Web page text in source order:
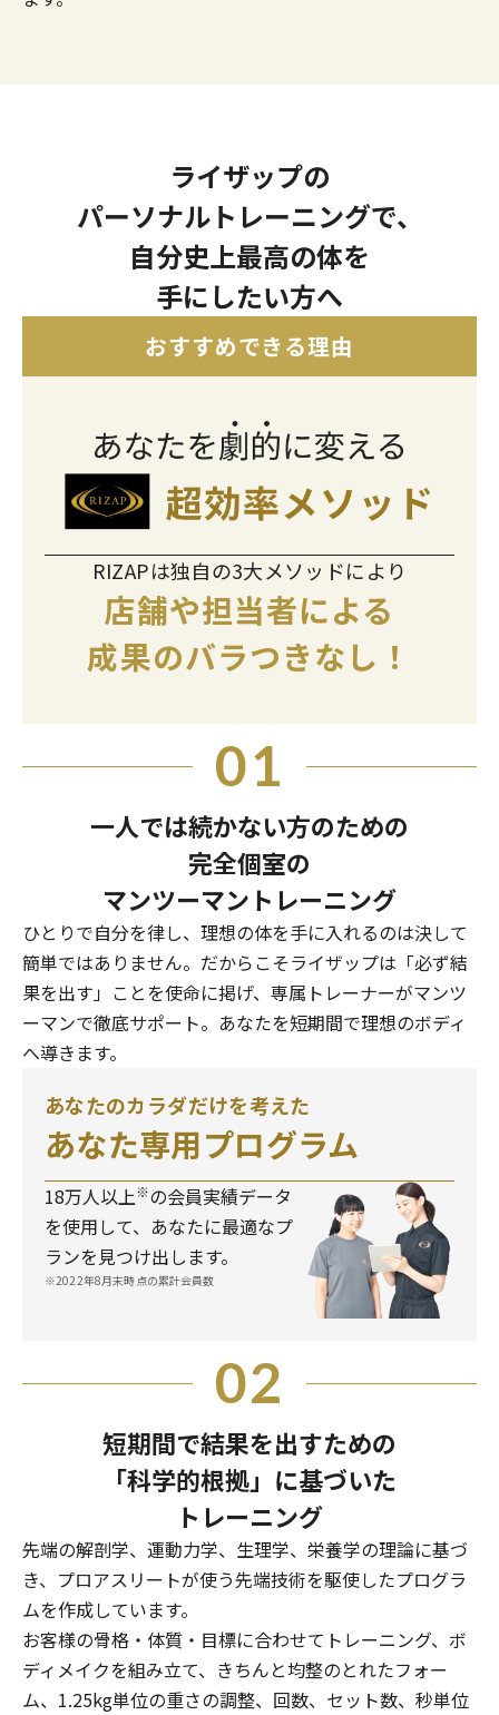
ライザップの
パーソナルトレーニングで、
自分史上最高の体を
手にしたい方へ
おすすめできる理由
RIZAPは独自の3大メソッドにより
店舗や担当者による
成果のバラつきなし！
01
一人では続かない方のための
完全個室の
マンツーマントレーニング
ひとりで自分を律し、理想の体を手に入れるのは決して
簡単ではありません。だからこそライザップは「必ず結
果を出す」ことを使命に掲げ、専属トレーナーがマンツ
ーマンで徹底サポート。あなたを短期間で理想のボディ
へ導きます。
あなたのカラダだけを考えた
あなた専用プログラム
18万人以上※の会員実績データ
を使用して、あなたに最適なプ
ランを見つけ出します。
※2022年8月末時点の累計会員数
02
短期間で結果を出すための
「科学的根拠」に基づいた
トレーニング
先端の解剖学、運動力学、生理学、栄養学の理論に基づ
き、プロアスリートが使う先端技術を駆使したプログラ
ムを作成しています。
お客様の骨格・体質・目標に合わせてトレーニング、ボ
ディメイクを組み立て、きちんと均整のとれたフォー
ム、1.25kg単位の重さの調整、回数、セット数、秒単位